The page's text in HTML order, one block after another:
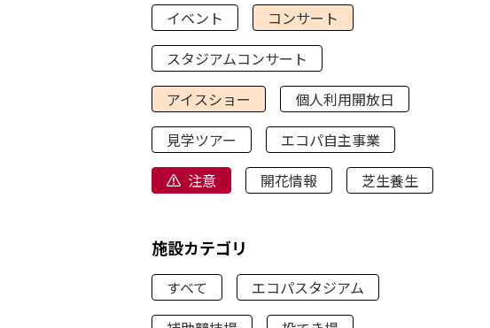
イベント
コンサート
スタジアムコンサート
アイスショー
個人利用開放日
見学ツアー
エコパ自主事業
注意
開花情報 芝生養生
施設カテゴリ
すべて
エコパスタジアム